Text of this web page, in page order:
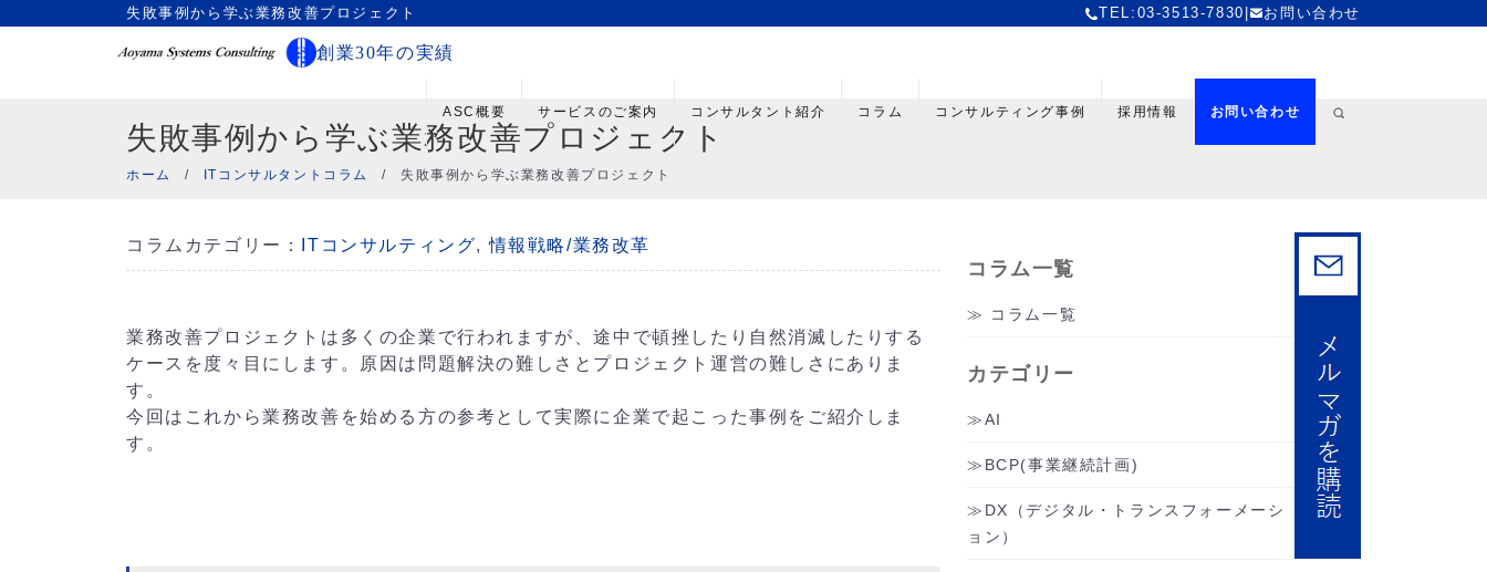
失敗事例から学ぶ業務改善プロジェクト TEL:03-3513-7830 お問い合わせ
創業30年の実績
ASC概要 サービスのご案内 コンサルタント紹介 コラム コンサルティング事例 採用情報 お問い合わせ
失敗事例から学ぶ業務改善プロジェクト
ホーム / ITコンサルタントコラム / 失敗事例から学ぶ業務改善プロジェクト
コラムカテゴリー： ITコンサルティング,情報戦略/業務改革
業務改善プロジェクトは多くの企業で行われますが、途中で頓挫したり自然消滅したりする
ケースを度々目にします。原因は問題解決の難しさとプロジェクト運営の難しさにありま
す。
今回はこれから業務改善を始める方の参考として実際に企業で起こった事例をご紹介しま
す。
コラム一覧
コラム一覧
カテゴリー
AI
BCP(事業継続計画)
DX（デジタル・トランスフォーメーシ
ョン）